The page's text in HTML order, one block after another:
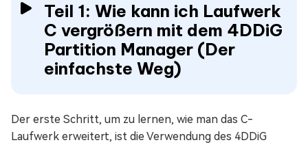
Teil 1: Wie kann ich Laufwerk
C vergrößern mit dem 4DDiG
Partition Manager (Der
einfachste Weg)
Der erste Schritt, um zu lernen, wie man das C-
Laufwerk erweitert, ist die Verwendung des 4DDiG